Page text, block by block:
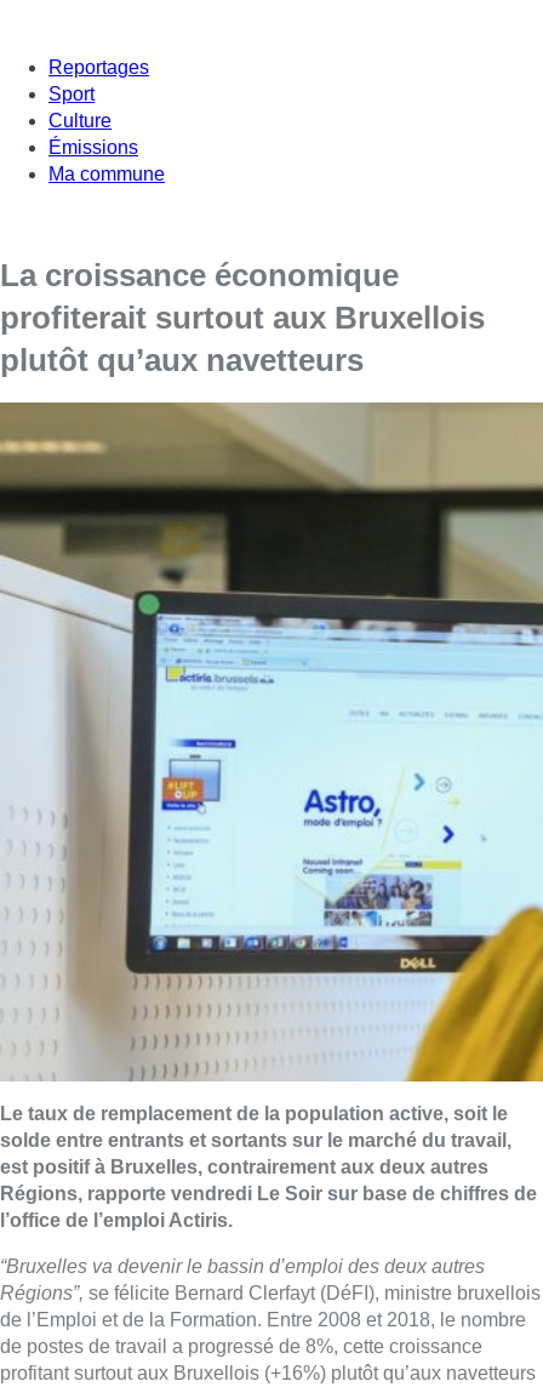
Reportages
Sport
Culture
Émissions
Ma commune
La croissance économique
profiterait surtout aux Bruxellois
plutôt qu’aux navetteurs
Le taux de remplacement de la population active, soit le
solde entre entrants et sortants sur le marché du travail,
est positif à Bruxelles, contrairement aux deux autres
Régions, rapporte vendredi Le Soir sur base de chiffres de
l’office de l’emploi Actiris.
“Bruxelles va devenir le bassin d’emploi des deux autres
Régions”, se félicite Bernard Clerfayt (DéFI), ministre bruxellois
de l’Emploi et de la Formation. Entre 2008 et 2018, le nombre
de postes de travail a progressé de 8%, cette croissance
profitant surtout aux Bruxellois (+16%) plutôt qu’aux navetteurs